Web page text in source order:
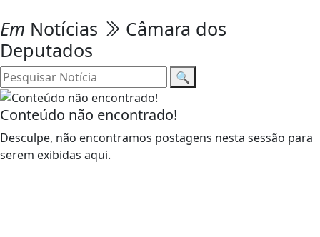
Em Notícias
Câmara dos
Deputados
🔍
Conteúdo não encontrado!
Desculpe, não encontramos postagens nesta sessão para
serem exibidas aqui.